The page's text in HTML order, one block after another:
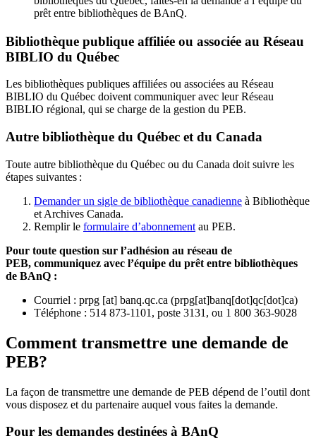
prêt entre bibliothèques de BAnQ.
Bibliothèque publique affiliée ou associée au Réseau
BIBLIO du Québec
Les bibliothèques publiques affiliées ou associées au Réseau
BIBLIO du Québec doivent communiquer avec leur Réseau
BIBLIO régional, qui se charge de la gestion du PEB.
Autre bibliothèque du Québec et du Canada
Toute autre bibliothèque du Québec ou du Canada doit suivre les
étapes suivantes :
Demander un sigle de bibliothèque canadienne à Bibliothèque
et Archives Canada.
Remplir le formulaire d’abonnement au PEB.
Pour toute question sur l’adhésion au réseau de
PEB, communiquez avec l’équipe du prêt entre bibliothèques
de BAnQ :
Courriel : prpg [at] banq.qc.ca (prpg[at]banq[dot]qc[dot]ca)
Téléphone : 514 873-1101, poste 3131, ou 1 800 363-9028
Comment transmettre une demande de
PEB?
La façon de transmettre une demande de PEB dépend de l’outil dont
vous disposez et du partenaire auquel vous faites la demande.
Pour les demandes destinées à BAnQ